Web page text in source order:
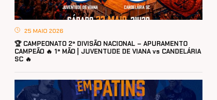
25 MAIO 2026
🏆 CAMPEONATO 2ª DIVISÃO NACIONAL – APURAMENTO
CAMPEÃO 🔥 1ª MÃO | JUVENTUDE DE VIANA vs CANDELÁRIA
SC 🔥